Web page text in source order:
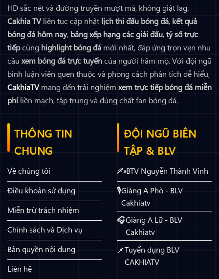
HD sắc nét và đường truyền mượt mà, không giật lag.
Cakhia TVliên tục cập nhật lịch thi đấu bóng đá, kết quả
bóng đá hôm nay, bảng xếp hạng các giải đấu,tỷ số trực
tiếpcùng highlight bóng đá mới nhất, đáp ứng trọn vẹn nhu
cầu xem bóng đá trực tuyếncủa người hâm mộ. Với đội ngũ
bình luận viên quen thuộc và phong cách phân tích dễ hiểu,
CakhiaTV mang đến trải nghiệm xem trực tiếp bóng đá miễn
phíliền mạch, tập trung và đúng chất fan bóng đá.
THÔNG TIN
CHUNG
Về chúng tôi
Điều khoản sử dụng
Miễn trừ trách nhiệm
Chính sách và Dịch vụ
Bản quyền nội dung
Liên hệ
ĐỘI NGŨ BIÊN
TẬP & BLV
BTV Nguyễn Thành Vinh
Giàng A Phò - BLV
Cakhiatv
Giàng A Lữ - BLV
Cakhiatv
Tuyển dụng BLV
CAKHIATV